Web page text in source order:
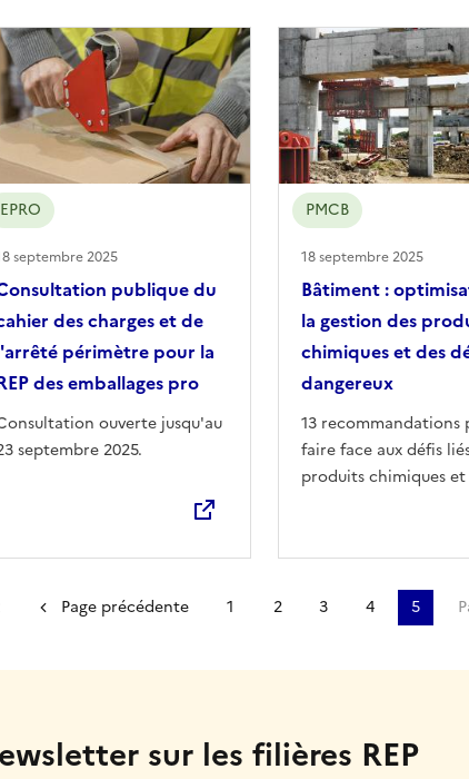
publique du
des charges et de
périmètre pour la
des emballages pro
ouverte jusqu'au
septembre 2025.
septembre 2025
EPRO
Bâtiment :
la gestion des
chimiques et des
dangereux
13 recommandations
faire face aux défis
produits chimiques et
18 septembre 2025
PMCB
Première page
Page précédente 1 2 3 4 5
sur les filières REP